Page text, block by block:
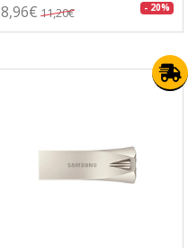
8,96€ 11,20€ - 20%